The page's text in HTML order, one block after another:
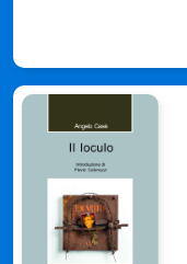
iQuaderni -
Istituzioni - Società -
Jus Helveticum
Libella